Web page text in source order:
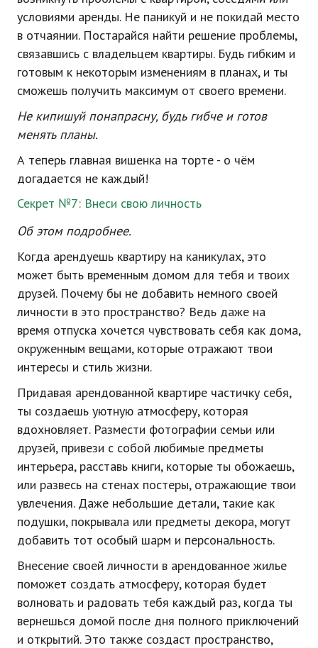
условиями аренды. Не паникуй и не покидай место
в отчаянии. Постарайся найти решение проблемы,
связавшись с владельцем квартиры. Будь гибким и
готовым к некоторым изменениям в планах, и ты
сможешь получить максимум от своего времени.
Не кипишуй понапрасну, будь гибче и готов
менять планы.
А теперь главная вишенка на торте - о чём
догадается не каждый!
Секрет №7: Внеси свою личность
Об этом подробнее.
Когда арендуешь квартиру на каникулах, это
может быть временным домом для тебя и твоих
друзей. Почему бы не добавить немного своей
личности в это пространство? Ведь даже на
время отпуска хочется чувствовать себя как дома,
окруженным вещами, которые отражают твои
интересы и стиль жизни.
Придавая арендованной квартире частичку себя,
ты создаешь уютную атмосферу, которая
вдохновляет. Размести фотографии семьи или
друзей, привези с собой любимые предметы
интерьера, расставь книги, которые ты обожаешь,
или развесь на стенах постеры, отражающие твои
увлечения. Даже небольшие детали, такие как
подушки, покрывала или предметы декора, могут
добавить тот особый шарм и персональность.
Внесение своей личности в арендованное жилье
поможет создать атмосферу, которая будет
волновать и радовать тебя каждый раз, когда ты
вернешься домой после дня полного приключений
и открытий. Это также создаст пространство,